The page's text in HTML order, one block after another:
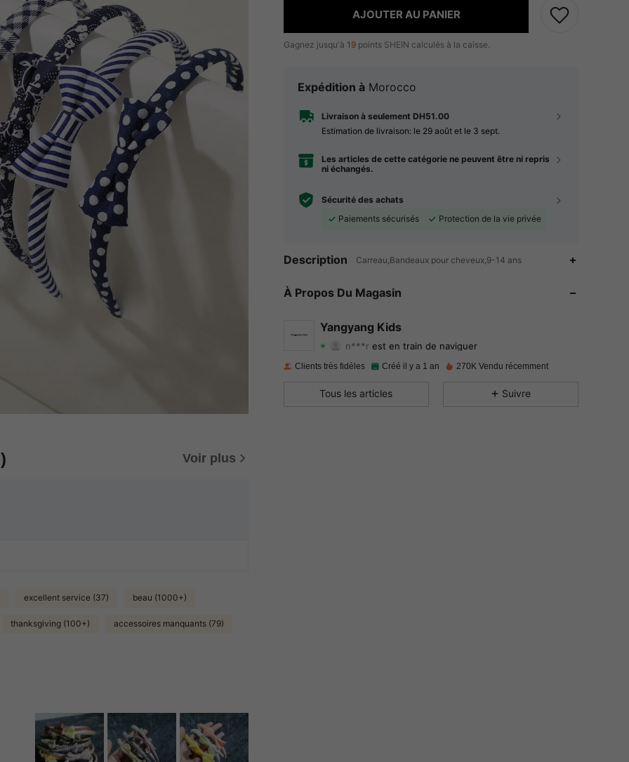
Voir plus
excellent service (37) beau (1000+)
thanksgiving (100+) accessoires manquants (79)
AJOUTER AU PANIER
Gagnez jusqu'à 19 points SHEIN calculés à la caisse.
Expédition à Morocco
Livraison à seulement DH51.00
Estimation de livraison: le 29 août et le 3 sept.
Les articles de cette catégorie ne peuvent être ni repris
ni échangés.
Sécurité des achats
Paiements sécurisés
Protection de la vie privée
Description Carreau,Bandeaux pour cheveux,9-14 ans
À Propos Du Magasin
Yangyang Kids
n***rest en train de naviguer
4.95 Evaluation 116Articles 4.3K
Clients très fidèles Créé il y a 1 an 270K Vendu récemment
Tous les articles Suivre